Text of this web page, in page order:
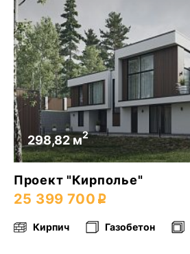
298,82 м2
Проект "Кирполье"
25 399 700
Кирпич Газобетон